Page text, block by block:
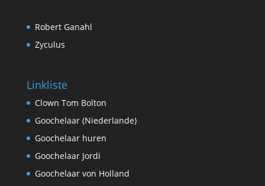
Robert Ganahl
Zyculus
Linkliste
Clown Tom Bolton
Goochelaar (Niederlande)
Goochelaar huren
Goochelaar Jordi
Goochelaar von Holland